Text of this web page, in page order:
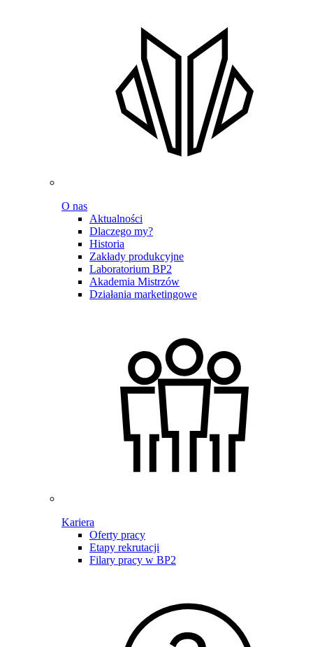
O nas
Aktualności
Dlaczego my?
Historia
Zakłady produkcyjne
Laboratorium BP2
Akademia Mistrzów
Działania marketingowe
Kariera
Oferty pracy
Etapy rekrutacji
Filary pracy w BP2